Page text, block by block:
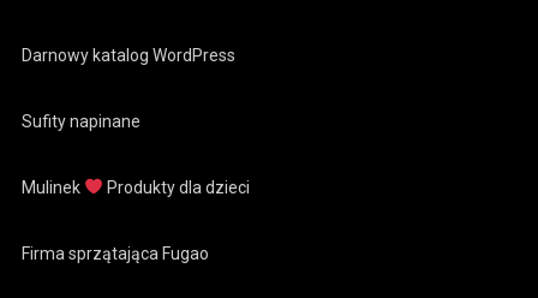
Darnowy katalog WordPress
Sufity napinane
Mulinek Produkty dla dzieci
Firma sprzątająca Fugao